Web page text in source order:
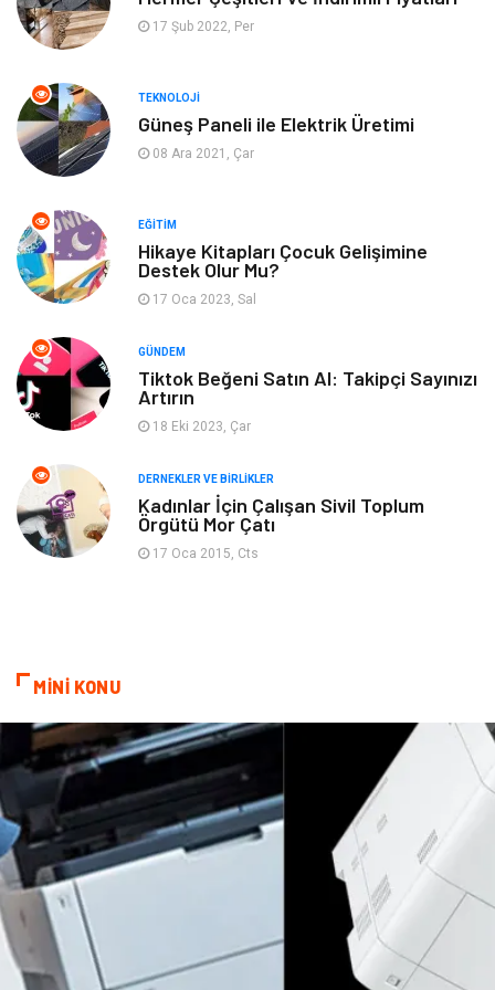
Yapı İnşaat
Hizmet
Tatil Emlak
Organizasyon Metal Maden
Spor
Turizm
Hediyelik Eşya
Aksesuar Basın Yayın
Bebek Giyim Nakliyat
Ambalaj
Bitkisel Ürünler
Markalar Tarım & Hayvancılık
Bilişim Dernekler ve Birlikler
İthalat İhracat
17 Şub 2022, Per
TEKNOLOJI
Güneş Paneli ile Elektrik Üretimi
08 Ara 2021, Çar
EĞITIM
Hikaye Kitapları Çocuk Gelişimine
Destek Olur Mu?
17 Oca 2023, Sal
GÜNDEM
Tiktok Beğeni Satın Al: Takipçi Sayınızı
Artırın
18 Eki 2023, Çar
DERNEKLER VE BIRLIKLER
Kadınlar İçin Çalışan Sivil Toplum
Örgütü Mor Çatı
17 Oca 2015, Cts
MİNİ KONU